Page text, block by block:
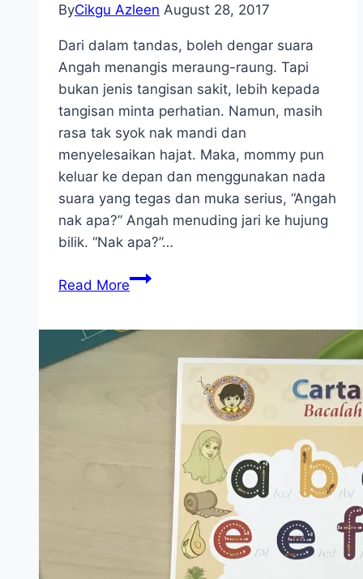
ByCikgu Azleen August 28, 2017
Dari dalam tandas, boleh dengar suara
Angah menangis meraung-raung. Tapi
bukan jenis tangisan sakit, lebih kepada
tangisan minta perhatian. Namun, masih
rasa tak syok nak mandi dan
menyelesaikan hajat. Maka, mommy pun
keluar ke depan dan menggunakan nada
suara yang tegas dan muka serius, “Angah
nak apa?” Angah menuding jari ke hujung
bilik. “Nak apa?”…
Read MoreTikar